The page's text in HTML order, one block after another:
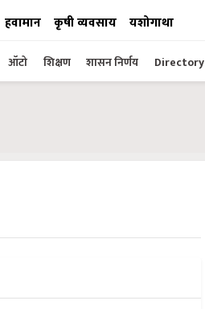
हवामान कृषी व्यवसाय यशोगाथा
ऑटो शिक्षण शासन निर्णय Directory